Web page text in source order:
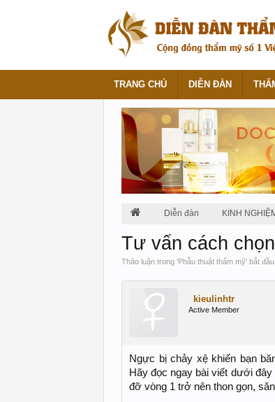
Diễn đàn KINH
Tư vấn cách
Thảo luận trong 'Phẫu thuật thẩm mỹ' bắt
kieulinhtr
Active Member
Ngực bị chảy xệ khiến bạn
Hãy đọc ngay bài viết dưới
đỡ vòng 1 trở nên thon gọn,
TRANG CHỦ DIỄN ĐÀN